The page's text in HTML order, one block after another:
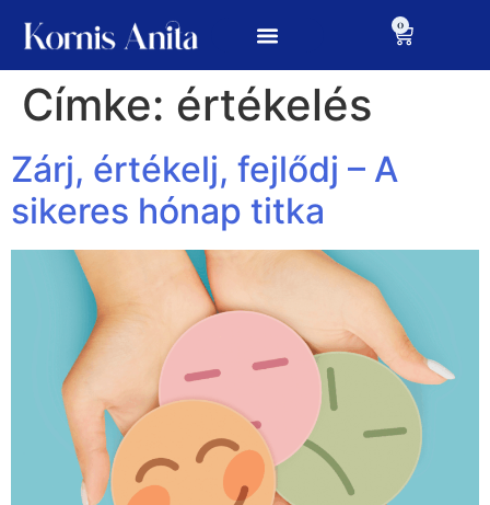
0
Címke: értékelés
Zárj, értékelj, fejlődj – A
sikeres hónap titka